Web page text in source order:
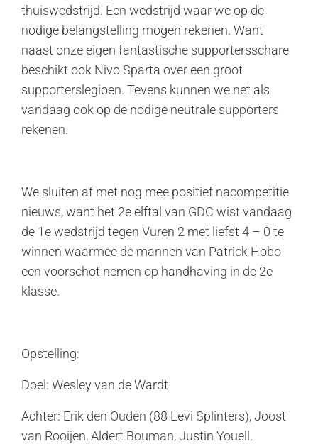
thuiswedstrijd. Een wedstrijd waar we op de
nodige belangstelling mogen rekenen. Want
naast onze eigen fantastische supportersschare
beschikt ook Nivo Sparta over een groot
supporterslegioen. Tevens kunnen we net als
vandaag ook op de nodige neutrale supporters
rekenen.
We sluiten af met nog mee positief nacompetitie
nieuws, want het 2e elftal van GDC wist vandaag
de 1e wedstrijd tegen Vuren 2 met liefst 4 – 0 te
winnen waarmee de mannen van Patrick Hobo
een voorschot nemen op handhaving in de 2e
klasse.
Opstelling:
Doel: Wesley van de Wardt
Achter: Erik den Ouden (88 Levi Splinters), Joost
van Rooijen, Aldert Bouman, Justin Youell.